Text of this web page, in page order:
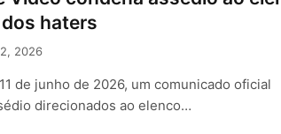
haters
2026
de junho de 2026, um comunicado oficial
direcionados ao elenco…